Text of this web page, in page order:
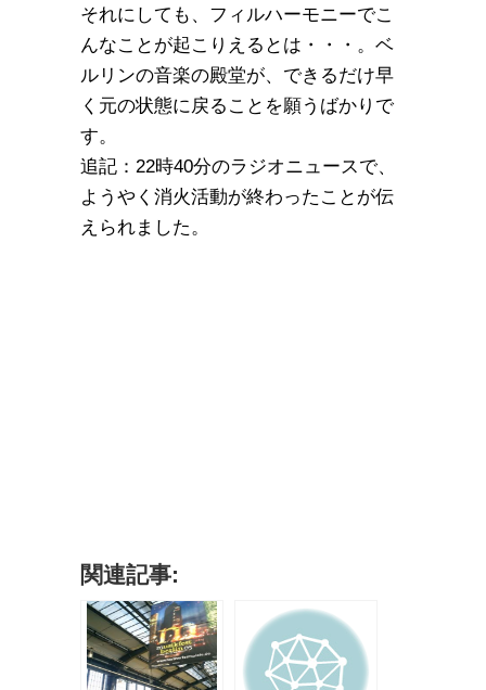
それにしても、フィルハーモニーでこ
んなことが起こりえるとは・・・。ベ
ルリンの音楽の殿堂が、できるだけ早
く元の状態に戻ることを願うばかりで
す。
追記：22時40分のラジオニュースで、
ようやく消火活動が終わったことが伝
えられました。
関連記事: